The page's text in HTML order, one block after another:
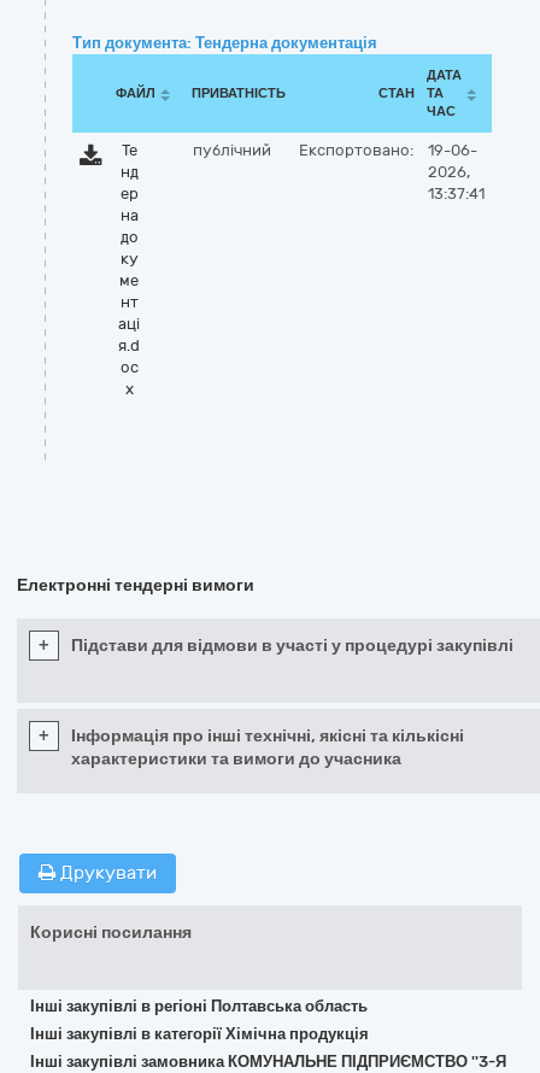
Тип документа: Тендерна документація
ФАЙЛ ПРИВАТНІСТЬ СТАН
ДАТА
ТА
ЧАС
Те
нд
ер
на
до
ку
ме
нт
аці
я.d
oc
x
публічний Експортовано:
19-06-
2026,
13:37:41
Електронні тендерні вимоги
+ Підстави для відмови в участі у процедурі закупівлі
+
Інформація про інші технічні, якісні та кількісні
характеристики та вимоги до учасника
Друкувати
Корисні посилання
Інші закупівлі в регіоні Полтавська область
Інші закупівлі в категорії Хімічна продукція
Інші закупівлі замовника КОМУНАЛЬНЕ ПІДПРИЄМСТВО ''3-Я